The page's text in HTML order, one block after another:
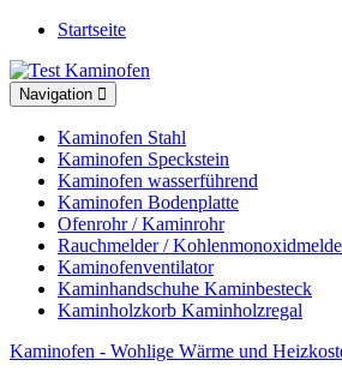
Startseite
Toggle
navigation
Navigation
Kaminofen Stahl
Kaminofen Speckstein
Kaminofen wasserführend
Kaminofen Bodenplatte
Ofenrohr / Kaminrohr
Rauchmelder /
Kaminofenventilator
Kaminhandschuhe Kaminbesteck
Kaminholzkorb Kaminholzregal
Kaminofen - Wohlige Wärme und